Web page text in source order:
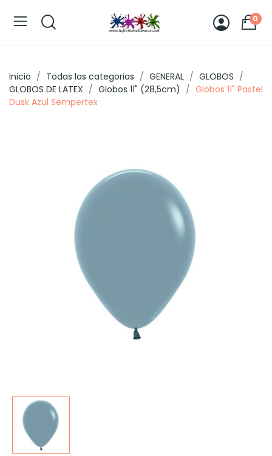
0
Inicio Todas las categorias GENERAL
GLOBOS
GLOBOS DE LATEX
Globos 11" (28,5cm)
Globos 11" Pastel
Dusk Azul Sempertex